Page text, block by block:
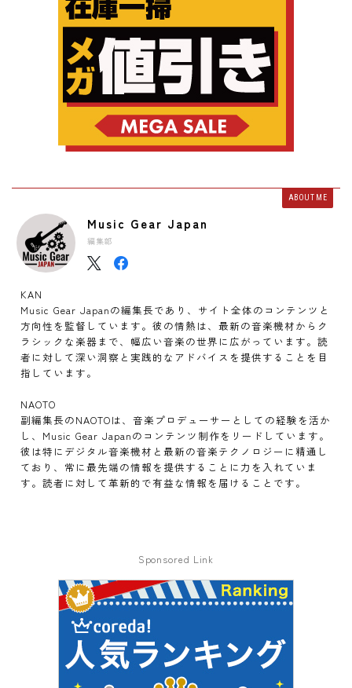
ABOUT ME
Music Gear Japan
編集部
KAN
Music Gear Japanの編集長であり、サイト全体のコンテンツと
方向性を監督しています。彼の情熱は、最新の音楽機材からク
ラシックな楽器まで、幅広い音楽の世界に広がっています。読
者に対して深い洞察と実践的なアドバイスを提供することを目
指しています。
NAOTO
副編集長のNAOTOは、音楽プロデューサーとしての経験を活か
し、Music Gear Japanのコンテンツ制作をリードしています。
彼は特にデジタル音楽機材と最新の音楽テクノロジーに精通し
ており、常に最先端の情報を提供することに力を入れていま
す。読者に対して革新的で有益な情報を届けることです。
Sponsored Link